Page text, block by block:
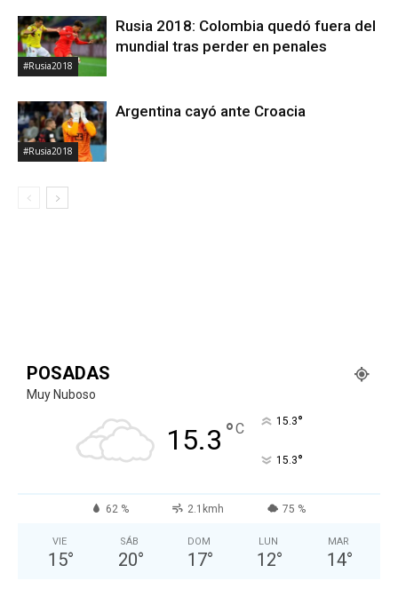
#Rusia2018
Rusia 2018: Colombia quedó fuera del
mundial tras perder en penales
#Rusia2018
Argentina cayó ante Croacia
POSADAS
Muy Nuboso
15.3 °C 15.3°
15.3°
62 % 2.1kmh 75 %
VIE
15°
SÁB
20°
DOM
17°
LUN
12°
MAR
14°